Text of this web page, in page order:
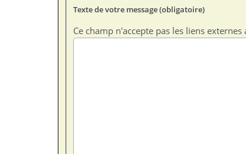
Texte de votre message (obligatoire)
Ce champ n'accepte pas les liens